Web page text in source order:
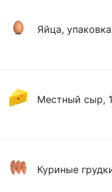
Яйца,
Местный сыр,
Куриные